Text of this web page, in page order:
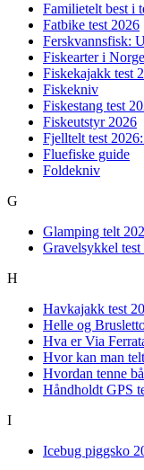
Familietelt best i
Fatbike test 2026
Ferskvannsfisk:
Fiskearter i Norge
Fiskekajakk test
Fiskekniv
Fiskestang test
Fiskeutstyr 2026
Fjelltelt test
Fluefiske guide
Foldekniv
G
Glamping telt
Gravelsykkel test
H
Havkajakk test
Helle og
Hva er Via
Hvor kan man
Hvordan tenne
Håndholdt GPS
I
Icebug piggsko